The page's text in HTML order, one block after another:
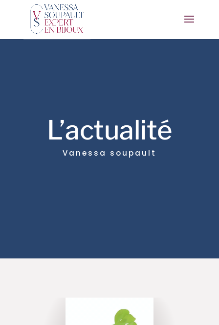
L’actualité
Vanessa soupault